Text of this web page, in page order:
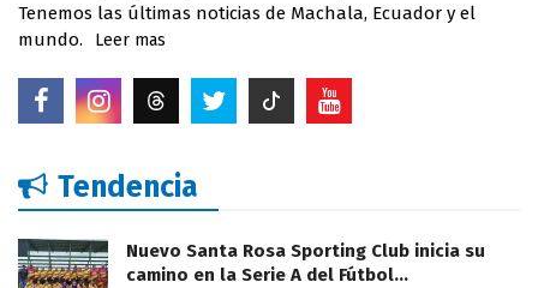
Tenemos las últimas noticias de Machala, Ecuador y el
mundo.
Leer mas
Tendencia
Nuevo Santa Rosa Sporting Club inicia su
camino en la Serie A del Fútbol…